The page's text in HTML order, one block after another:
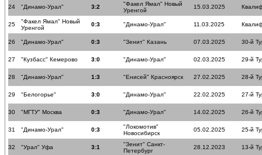
24 "Динамо-Урал" 3:2
"Факел Ямал" Новый
Уренгой
15.03.2025
25
"Факел Ямал" Новый
Уренгой
0:3 "Динамо-Урал" 11.03.2025
26 "Динамо-Урал" 0:3 "Зенит" Казань 07.03.2025 30-й
27 "Кузбасс" Кемерово 3:0 "Динамо-Урал" 02.03.2025 29-й
28 "Динамо-Урал" 1:3 "Енисей" Красноярск 27.02.2025 28-й
29 "Белогорье" 3:0 "Динамо-Урал" 22.02.2025 27-й
30 "МГТУ" Москва 0:3 "Динамо-Урал" 14.02.2025 26-й
31 "Динамо-Урал" 0:3
"Локомотив"
Новосибирск
05.02.2025 25-й
32 "Урал" Уфа 3:1
"Зенит" Санкт-
Петербург
28.12.2023 13-й